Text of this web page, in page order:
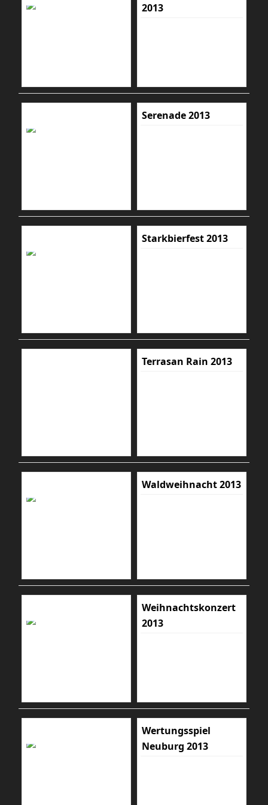
2013
Serenade 2013
Starkbierfest 2013
Terrasan Rain 2013
Waldweihnacht 2013
Weihnachtskonzert
2013
Wertungsspiel
Neuburg 2013